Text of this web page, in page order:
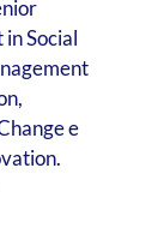
Social
e